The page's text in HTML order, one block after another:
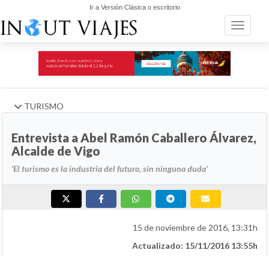
Ir a Versión Clásica o escritorio
Toggle
TURISMO
Entrevista a Abel Ramón Caballero Álvarez,
Alcalde de Vigo
‘El turismo es la industria del futuro, sin ninguna duda’
15 de noviembre de 2016, 13:31h
Actualizado: 15/11/2016 13:55h